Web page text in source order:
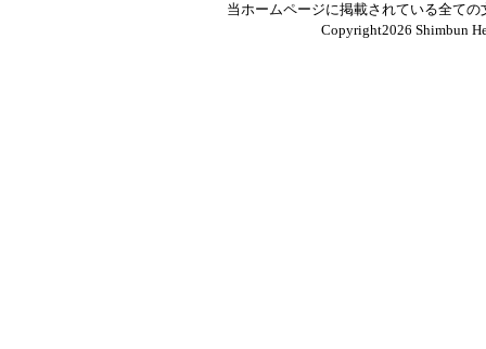
当ホームページに掲載されている全て
Copyright2026 Shimbun